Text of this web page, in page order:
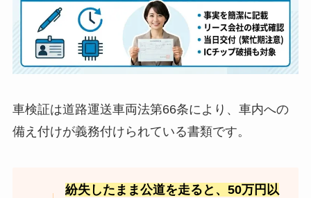
車検証は道路運送車両法第66条により、車内への
備え付けが義務付けられている書類です。
紛失したまま公道を走ると、50万円以